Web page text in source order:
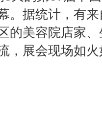
。据统计，有
的美容院店家
，展会现场如